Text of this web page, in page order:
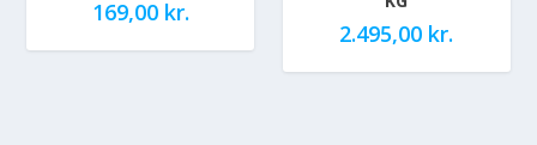
169,00 kr.
2.495,00 kr.